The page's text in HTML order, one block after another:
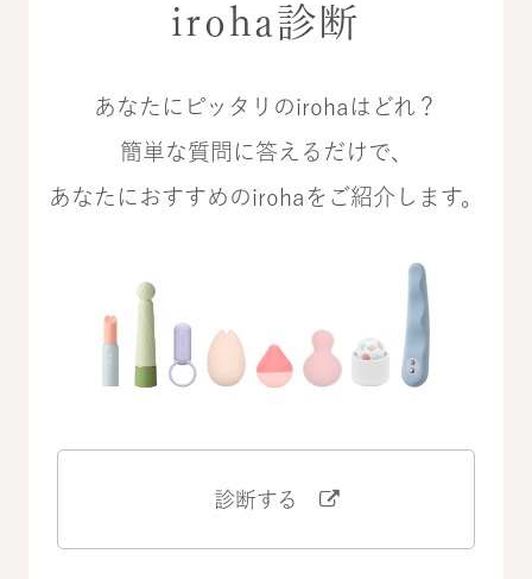
iroha診断
あなたにピッタリのirohaはどれ？
簡単な質問に答えるだけで、
あなたにおすすめのirohaをご紹介します。
診断する